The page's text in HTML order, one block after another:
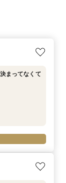
まってなくて